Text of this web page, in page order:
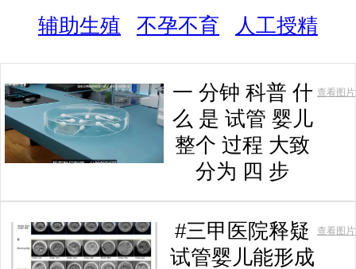
辅助生殖
不孕不育 人工授精
一 分钟 科普 什
么 是 试管 婴儿
整个 过程 大致
分为 四 步
查看图片
#三甲医院释疑
试管婴儿能形成
查看图片